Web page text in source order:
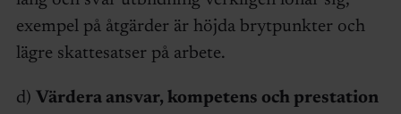
exempel på åtgärder är höjda brytpunkter och
lägre skattesatser på arbete.
d) Värdera ansvar, kompetens och prestation